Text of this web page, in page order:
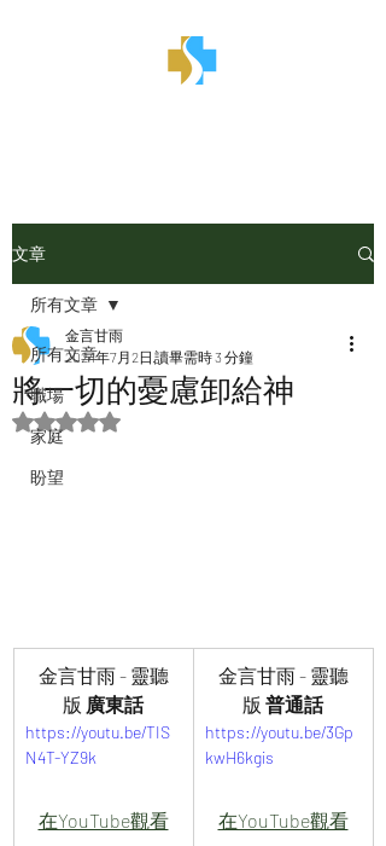
文章
所有文章
職場
家庭
盼望
所有文章
將一切的憂慮卸給神
金言甘雨
2024年7月2日 讀畢需時 3 分鐘
評等為 NaN（最高為 5 顆星）。
金言甘雨 - 靈聽
版 廣東話
https://youtu.be/TIS
N4T-YZ9k
在YouTube觀看
金言甘雨 - 靈聽
版 普通話
https://youtu.be/3Gp
kwH6kgis
在YouTube觀看